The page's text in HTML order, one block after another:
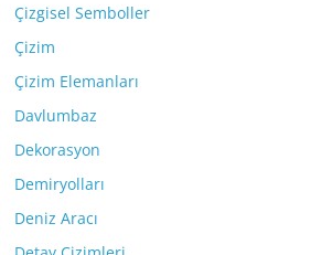
Çizgisel Semboller
Çizim
Çizim Elemanları
Davlumbaz
Dekorasyon
Demiryolları
Deniz Aracı